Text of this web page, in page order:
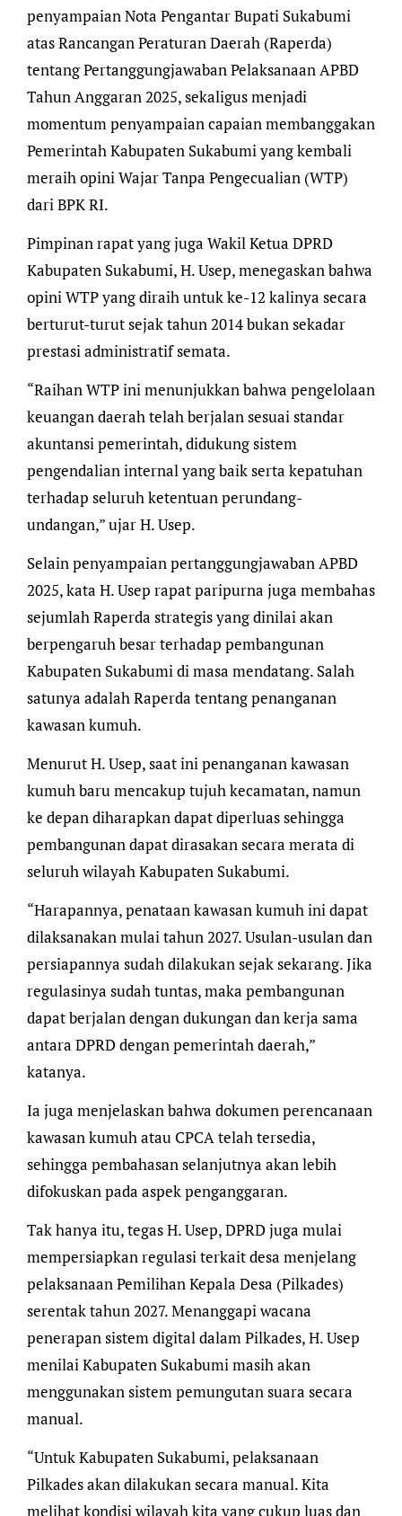
penyampaian Nota Pengantar Bupati Sukabumi
atas Rancangan Peraturan Daerah (Raperda)
tentang Pertanggungjawaban Pelaksanaan APBD
Tahun Anggaran 2025, sekaligus menjadi
momentum penyampaian capaian membanggakan
Pemerintah Kabupaten Sukabumi yang kembali
meraih opini Wajar Tanpa Pengecualian (WTP)
dari BPK RI.
Pimpinan rapat yang juga Wakil Ketua DPRD
Kabupaten Sukabumi, H. Usep, menegaskan bahwa
opini WTP yang diraih untuk ke-12 kalinya secara
berturut-turut sejak tahun 2014 bukan sekadar
prestasi administratif semata.
“Raihan WTP ini menunjukkan bahwa pengelolaan
keuangan daerah telah berjalan sesuai standar
akuntansi pemerintah, didukung sistem
pengendalian internal yang baik serta kepatuhan
terhadap seluruh ketentuan perundang-
undangan,” ujar H. Usep.
Selain penyampaian pertanggungjawaban APBD
2025, kata H. Usep rapat paripurna juga membahas
sejumlah Raperda strategis yang dinilai akan
berpengaruh besar terhadap pembangunan
Kabupaten Sukabumi di masa mendatang. Salah
satunya adalah Raperda tentang penanganan
kawasan kumuh.
Menurut H. Usep, saat ini penanganan kawasan
kumuh baru mencakup tujuh kecamatan, namun
ke depan diharapkan dapat diperluas sehingga
pembangunan dapat dirasakan secara merata di
seluruh wilayah Kabupaten Sukabumi.
“Harapannya, penataan kawasan kumuh ini dapat
dilaksanakan mulai tahun 2027. Usulan-usulan dan
persiapannya sudah dilakukan sejak sekarang. Jika
regulasinya sudah tuntas, maka pembangunan
dapat berjalan dengan dukungan dan kerja sama
antara DPRD dengan pemerintah daerah,”
katanya.
Ia juga menjelaskan bahwa dokumen perencanaan
kawasan kumuh atau CPCA telah tersedia,
sehingga pembahasan selanjutnya akan lebih
difokuskan pada aspek penganggaran.
Tak hanya itu, tegas H. Usep, DPRD juga mulai
mempersiapkan regulasi terkait desa menjelang
pelaksanaan Pemilihan Kepala Desa (Pilkades)
serentak tahun 2027. Menanggapi wacana
penerapan sistem digital dalam Pilkades, H. Usep
menilai Kabupaten Sukabumi masih akan
menggunakan sistem pemungutan suara secara
manual.
“Untuk Kabupaten Sukabumi, pelaksanaan
Pilkades akan dilakukan secara manual. Kita
melihat kondisi wilayah kita yang cukup luas dan